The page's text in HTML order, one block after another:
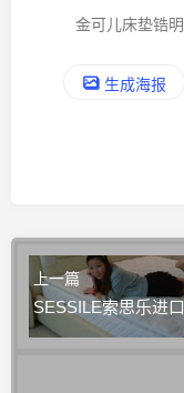
金可儿床垫锆
生成海报
上一篇
SESSILE索思乐进